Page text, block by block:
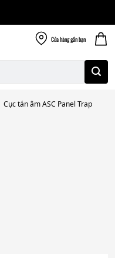
Cửa hànggần bạn
Cục tán âm ASC Panel Trap